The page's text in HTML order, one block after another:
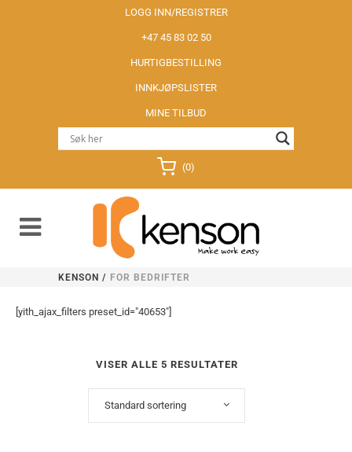
LOGG INN/REGISTRER
+47 45 83 02 50
HURTIGBESTILLING
INNKJØPSLISTER
MINE TILBUD
(0)
KENSON / FOR BEDRIFTER
[yith_ajax_filters preset_id="40653"]
VISER ALLE 5 RESULTATER
Standard sortering